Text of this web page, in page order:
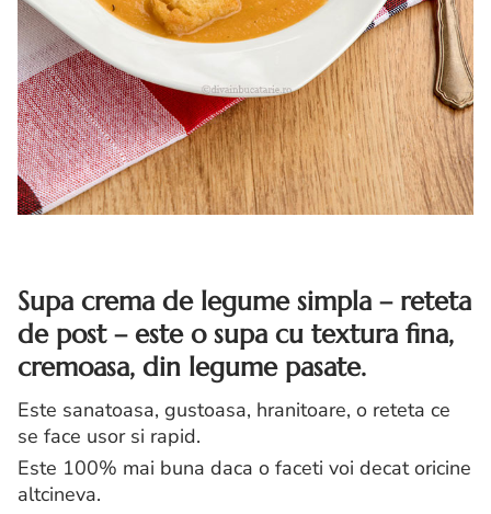
Supa crema de legume simpla – reteta
de post – este o supa cu textura fina,
cremoasa, din legume pasate.
Este sanatoasa, gustoasa, hranitoare, o reteta ce
se face usor si rapid.
Este 100% mai buna daca o faceti voi decat oricine
altcineva.